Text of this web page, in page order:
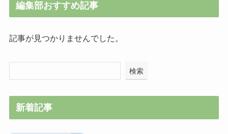
編集部おすすめ記事
記事が見つかりませんでした。
検索
新着記事